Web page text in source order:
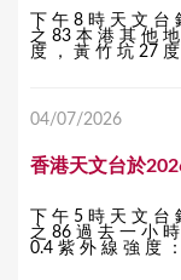
下 午 8 時 天 文
之 83 本 港 其 他
度 ， 黃 竹 坑 27
04/07/2026
香港天文台於
下 午 5 時 天 文
之 86 過 去 一 小
0.4 紫 外 線 強 度